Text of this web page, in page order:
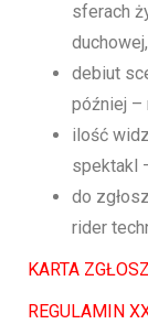
sferach
debiut
później –
ilość
spektakl
do
rider
KARTA
REGULAMIN